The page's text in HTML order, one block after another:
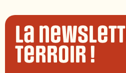
La
terroir !